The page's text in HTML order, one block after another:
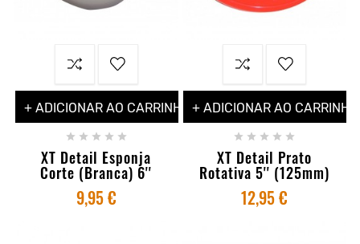
+ ADICIONAR AO CARRINHO
    
XT Detail Esponja
Corte (Branca) 6''
9,95 €
+ ADICIONAR AO CARRINHO
    
XT Detail Prato
Rotativa 5'' (125mm)
12,95 €